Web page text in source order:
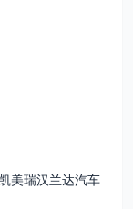
美瑞汉兰达汽车